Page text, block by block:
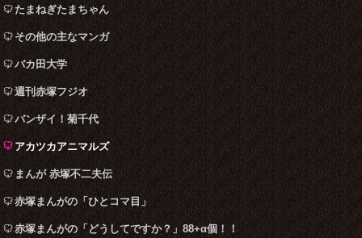
たまねぎたまちゃん
その他の主なマンガ
バカ田大学
週刊赤塚フジオ
バンザイ！菊千代
アカツカアニマルズ
まんが 赤塚不二夫伝
赤塚まんがの「ひとコマ目」
赤塚まんがの「どうしてですか？」88+α個！！